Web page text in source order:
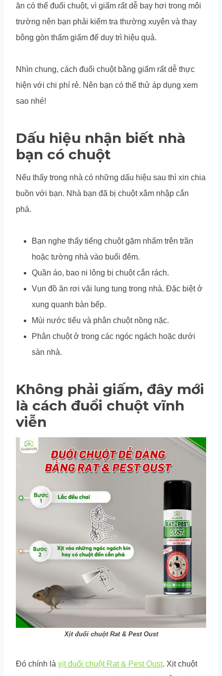
ăn có thể đuổi chuột, vì giấm rất dễ bay hơi trong môi
trường nên bạn phải kiểm tra thường xuyên và thay
bông gòn thấm giấm để duy trì hiệu quả.
Nhìn chung, cách đuổi chuột bằng giấm rất dễ thực
hiện với chi phí rẻ. Nên bạn có thể thử áp dụng xem
sao nhé!
Dấu hiệu nhận biết nhà
bạn có chuột
Nếu thấy trong nhà có những dấu hiệu sau thì xin chia
buồn với bạn. Nhà bạn đã bị chuột xâm nhập cắn
phá.
Bạn nghe thấy tiếng chuột gặm nhấm trên trần
hoặc tường nhà vào buổi đêm.
Quần áo, bao ni lông bị chuột cắn rách.
Vụn đồ ăn rơi vãi lung tung trong nhà. Đặc biệt ở
xung quanh bàn bếp.
Mùi nước tiểu và phân chuột nồng nặc.
Phân chuột ở trong các ngóc ngách hoặc dưới
sàn nhà.
Không phải giấm, đây mới
là cách đuổi chuột vĩnh
viễn
Xịt đuổi chuột Rat & Pest Oust
Đó chính là xịt đuổi chuột Rat & Pest Oust. Xịt chuột